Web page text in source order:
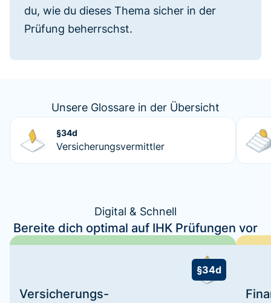
du, wie du dieses Thema sicher in der
Prüfung beherrschst.
Unsere Glossare in der Übersicht
§34d
Versicherungsvermittler
Digital & Schnell
Bereite dich optimal auf IHK Prüfungen vor
§34d
Versicherungs-